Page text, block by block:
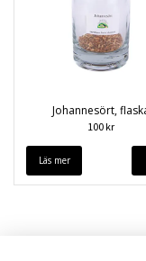
Johannesört,
100 kr
Läs mer